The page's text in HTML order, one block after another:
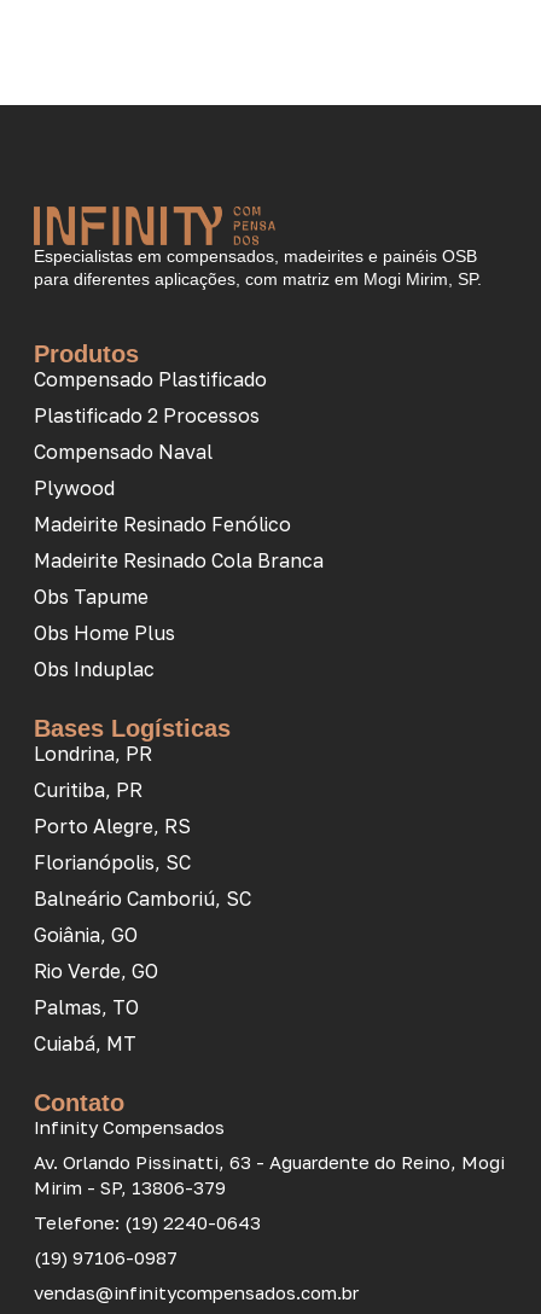
Especialistas em compensados, madeirites e painéis OSB
para diferentes aplicações, com matriz em Mogi Mirim, SP.
Produtos
Compensado Plastificado
Plastificado 2 Processos
Compensado Naval
Plywood
Madeirite Resinado Fenólico
Madeirite Resinado Cola Branca
Obs Tapume
Obs Home Plus
Obs Induplac
Bases Logísticas
Londrina, PR
Curitiba, PR
Porto Alegre, RS
Florianópolis, SC
Balneário Camboriú, SC
Goiânia, GO
Rio Verde, GO
Palmas, TO
Cuiabá, MT
Contato
Infinity Compensados
Av. Orlando Pissinatti, 63 - Aguardente do Reino, Mogi
Mirim - SP, 13806-379
Telefone: (19) 2240-0643
(19) 97106-0987
vendas@infinitycompensados.com.br